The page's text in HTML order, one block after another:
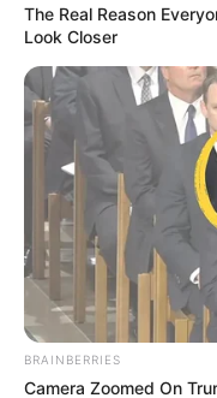
The Real Reason
Look Closer
BRAINBERRIES
Camera Zoomed On